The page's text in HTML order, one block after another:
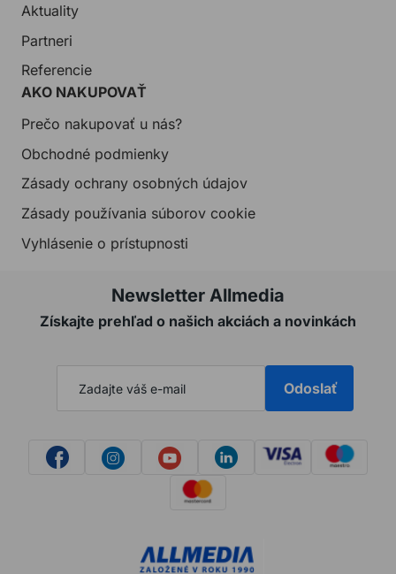
Aktuality
Partneri
Referencie
AKO NAKUPOVAŤ
Prečo nakupovať u nás?
Obchodné podmienky
Zásady ochrany osobných údajov
Zásady používania súborov cookie
Vyhlásenie o prístupnosti
Newsletter Allmedia
Získajte prehľad o našich akciách a novinkách
Odoslať